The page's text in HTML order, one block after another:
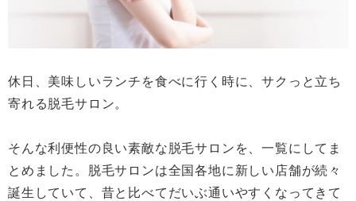
休日、美味しいランチを食べに行く時に、サクっと立ち
寄れる脱毛サロン。
そんな利便性の良い素敵な脱毛サロンを、一覧にしてま
とめました。脱毛サロンは全国各地に新しい店舗が続々
誕生していて、昔と比べてだいぶ通いやすくなってきて